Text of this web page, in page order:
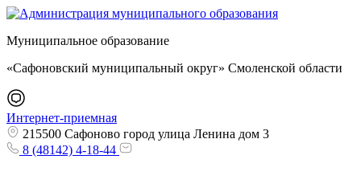
Муниципальное образование
«Сафоновский муниципальный округ» Смоленской области
Интернет-приемная
215500 Сафоново город улица Ленина дом 3
8 (48142) 4-18-44